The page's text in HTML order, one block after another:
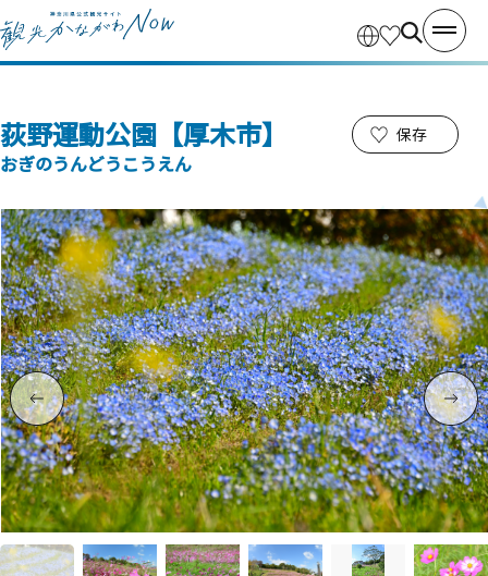
荻野運動公園【厚木市】
おぎのうんどうこうえん
保存